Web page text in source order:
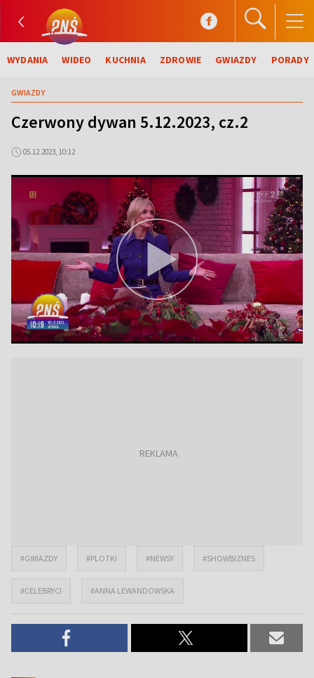
WYDANIA WIDEO KUCHNIA ZDROWIE GWIAZDY PORADY
GWIAZDY
Czerwony dywan 5.12.2023, cz.2
05.12.2023, 10:12
#GWIAZDY #PLOTKI #NEWSY #SHOWBIZNES
#CELEBRYCI #ANNA LEWANDOWSKA